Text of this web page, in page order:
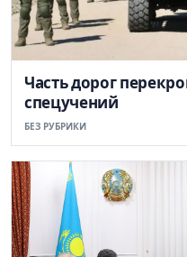
Часть дорог
спецучений
БЕЗ РУБРИКИ